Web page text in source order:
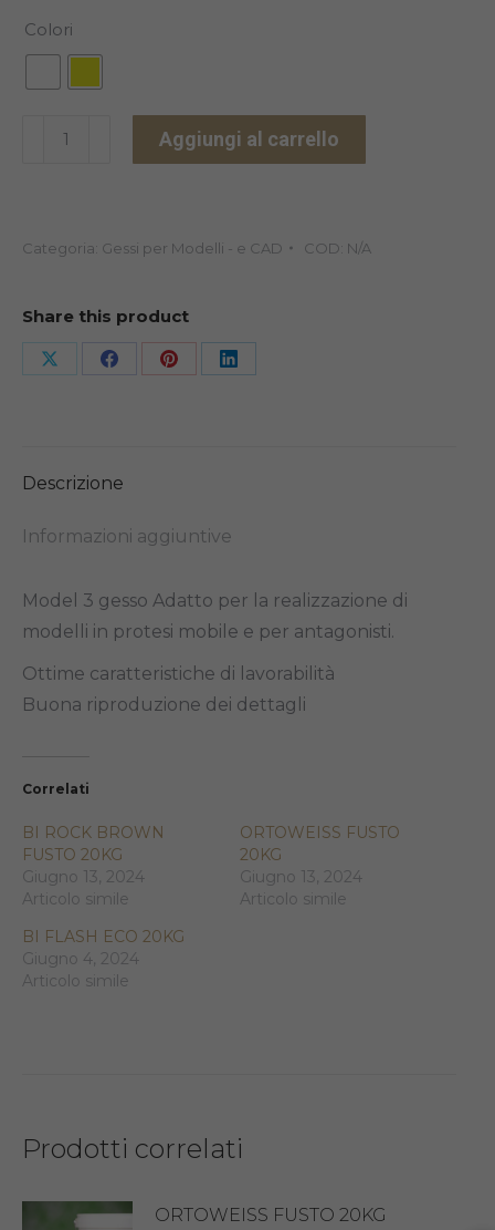
Colori
MODEL
FUSTO
quantità
Aggiungi al carrello
Categoria: Gessi per Modelli - e CAD COD: N/A
Share this product
Share
Share Share Share
Descrizione
Informazioni aggiuntive
Model 3 gesso Adatto per la realizzazione di
modelli in protesi mobile e per antagonisti.
Ottime caratteristiche di lavorabilità
Buona riproduzione dei dettagli
Correlati
BI ROCK BROWN
FUSTO 20KG
Giugno 13, 2024
Articolo simile
ORTOWEISS FUSTO
20KG
Giugno 13, 2024
Articolo simile
BI FLASH ECO 20KG
Giugno 4, 2024
Articolo simile
Prodotti correlati
ORTOWEISS FUSTO 20KG